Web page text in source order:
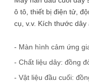
ô tô, thiết bị điện tử,
cụ, v.v. Kích thước dây
- Màn hình cảm ứng
- Chất liệu dây: đồng
- Vật liệu đầu cuối: